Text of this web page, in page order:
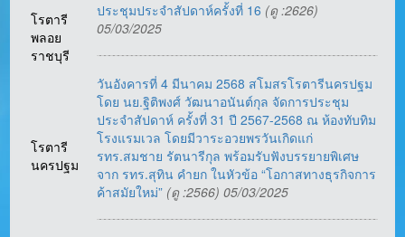
โรตารี
พลอย
ราชบุรี
ประชุมประจำสัปดาห์ครั้งที่ 16 (ดู :2626)
05/03/2025
โรตารี
นครปฐม
วันอังคารที่ 4 มีนาคม 2568 สโมสรโรตารีนครปฐม
โดย นย.ฐิติพงศ์ วัฒนาอนันต์กุล จัดการประชุม
ประจำสัปดาห์ ครั้งที่ 31 ปี 2567-2568 ณ ห้องทับทิม
โรงแรมเวล โดยมีวาระอวยพรวันเกิดแก่
รทร.สมชาย รัตนารีกุล พร้อมรับฟังบรรยายพิเศษ
จาก รทร.สุทิน คำยก ในหัวข้อ “โอกาสทางธุรกิจการ
ค้าสมัยใหม่” (ดู :2566) 05/03/2025